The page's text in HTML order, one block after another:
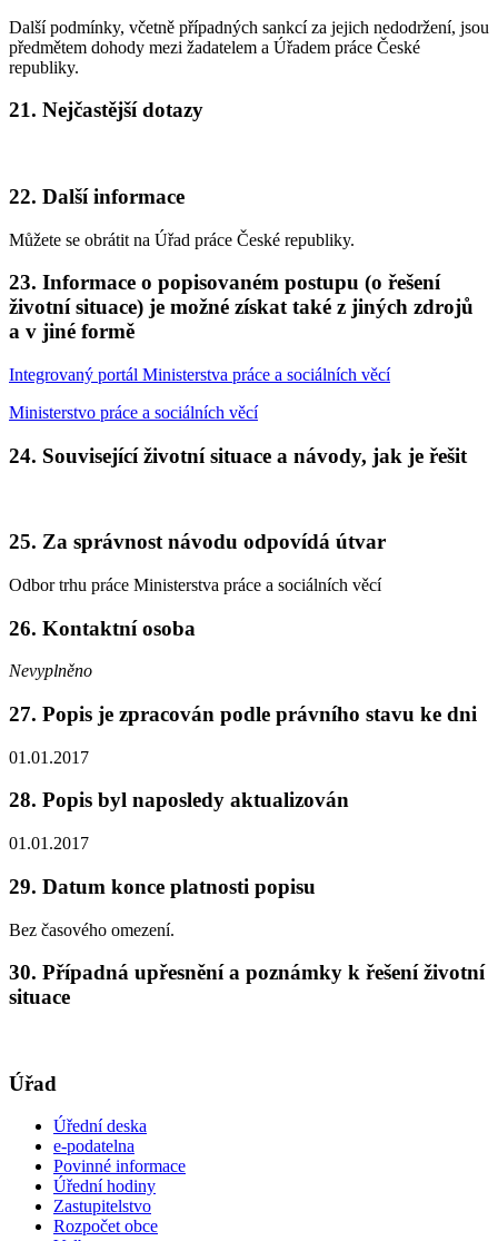
Další podmínky, včetně případných sankcí za jejich nedodržení, jsou
předmětem dohody mezi žadatelem a Úřadem práce České
republiky.
21. Nejčastější dotazy
22. Další informace
Můžete se obrátit na Úřad práce České republiky.
23. Informace o popisovaném postupu (o řešení
životní situace) je možné získat také z jiných zdrojů
a v jiné formě
Integrovaný portál Ministerstva práce a sociálních věcí
Ministerstvo práce a sociálních věcí
24. Související životní situace a návody, jak je řešit
25. Za správnost návodu odpovídá útvar
Odbor trhu práce Ministerstva práce a sociálních věcí
26. Kontaktní osoba
Nevyplněno
27. Popis je zpracován podle právního stavu ke dni
01.01.2017
28. Popis byl naposledy aktualizován
01.01.2017
29. Datum konce platnosti popisu
Bez časového omezení.
30. Případná upřesnění a poznámky k řešení životní
situace
Úřad
Úřední deska
e-podatelna
Povinné informace
Úřední hodiny
Zastupitelstvo
Rozpočet obce